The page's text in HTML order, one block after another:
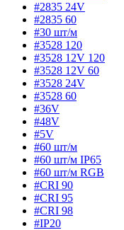
#2835 24V
#2835 60
#30 шт/м
#3528 120
#3528 12V 120
#3528 12V 60
#3528 24V
#3528 60
#36V
#48V
#5V
#60 шт/м
#60 шт/м IP65
#60 шт/м RGB
#CRI 90
#CRI 95
#CRI 98
#IP20